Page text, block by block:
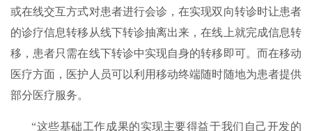
或在线交互方式对患者进行会诊，在实现双向转诊时让患者
的诊疗信息转移从线下转诊抽离出来，在线上就完成信息转
移，患者只需在线下转诊中实现自身的转移即可。而在移动
医疗方面，医护人员可以利用移动终端随时随地为患者提供
部分医疗服务。
“这些基础工作成果的实现主要得益于我们自己开发的